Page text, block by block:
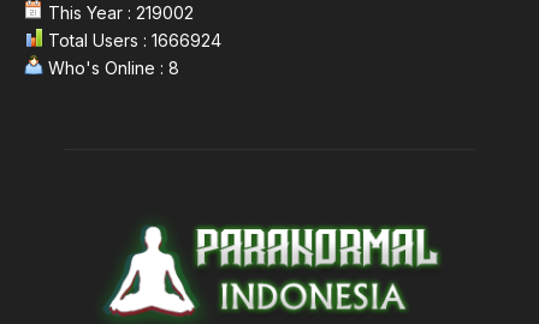
This Year : 219002
Total Users : 1666924
Who's Online : 8